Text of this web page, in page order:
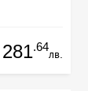
281.64
лв.